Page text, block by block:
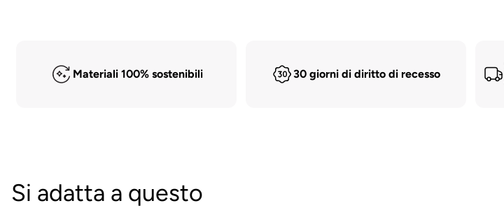
Materiali 100% sostenibili 30 giorni di diritto di recesso
Si adatta a questo